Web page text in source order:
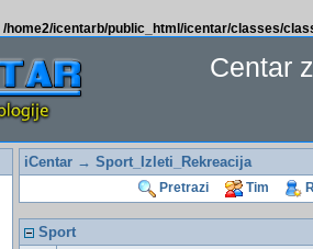
/home2/icentarb/public_html/icentar/classes/
Centar
iCentar→ Sport_Izleti_Rekreacija
Pretrazi Tim
Sport